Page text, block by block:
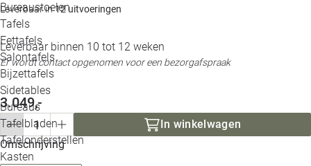
Bureaustoelen
Tafels
Eettafels
Salontafels
Bijzettafels
Sidetables
Bureaus
Tafelbladen
Tafelonderstellen
Kasten
Alle
Leverbaar in12 uitvoeringen
Leverbaar binnen 10 tot 12 weken
Er wordt contact opgenomen voor een bezorgafspraak
3.049,-
In winkelwagen
Omschrijving